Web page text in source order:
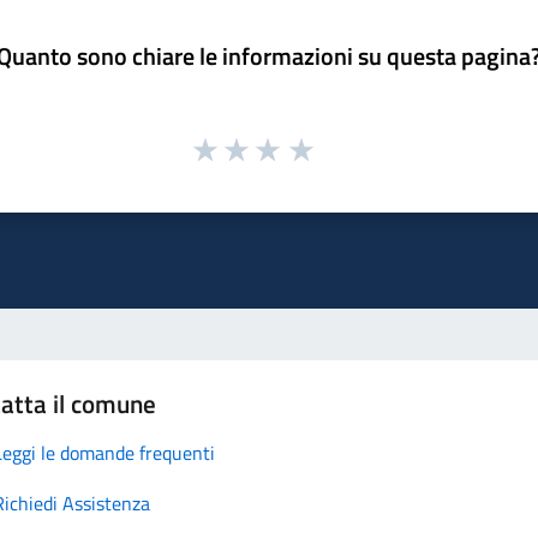
sono chiare le informazioni su questa
il comune
le domande frequenti
Assistenza